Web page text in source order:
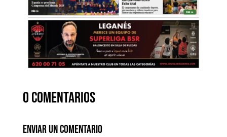
0 comentarios
Enviar un comentario